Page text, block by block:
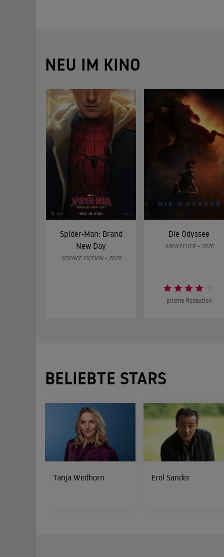
NEU IM KINO
Spider-Man: Brand
New Day
SCIENCE FICTION • 2026
Die Odyssee
ABENTEUER • 2026
prisma-Redaktion
BELIEBTE STARS
Tanja Wedhorn Erol Sander